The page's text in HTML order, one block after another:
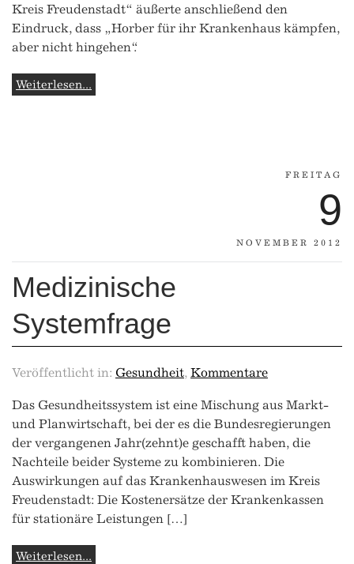
Kreis Freudenstadt“ äußerte anschließend den
Eindruck, dass „Horber für ihr Krankenhaus kämpfen,
aber nicht hingehen“.
Weiterlesen...
FREITAG
9
NOVEMBER 2012
Medizinische
Systemfrage
Veröffentlicht in: Gesundheit, Kommentare
Das Gesundheitssystem ist eine Mischung aus Markt-
und Planwirtschaft, bei der es die Bundesregierungen
der vergangenen Jahr(zehnt)e geschafft haben, die
Nachteile beider Systeme zu kombinieren. Die
Auswirkungen auf das Krankenhauswesen im Kreis
Freudenstadt: Die Kostenersätze der Krankenkassen
für stationäre Leistungen […]
Weiterlesen...